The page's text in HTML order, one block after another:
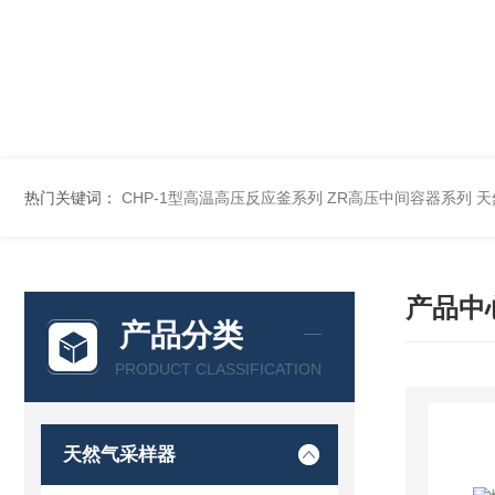
热门关键词： CHP-1型高温高压反应釜系列 ZR高压中间容器系列
产品分类
PRODUCT CLASSIFICATION
天然气采样器
产品中